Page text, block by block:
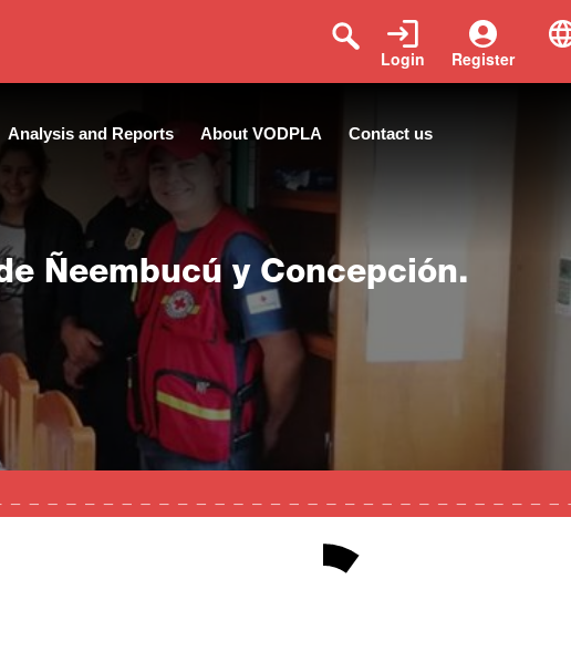
Register
Login
Analysis and Reports About VODPLA Contact us
Ñeembucú y Concepción.